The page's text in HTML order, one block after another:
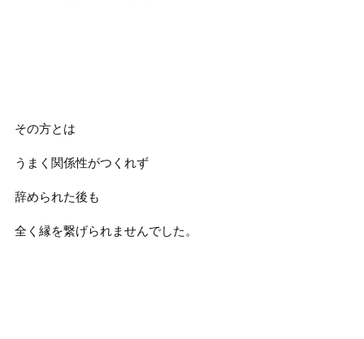
その方とは
うまく関係性がつくれず
辞められた後も
全く縁を繋げられませんでした。